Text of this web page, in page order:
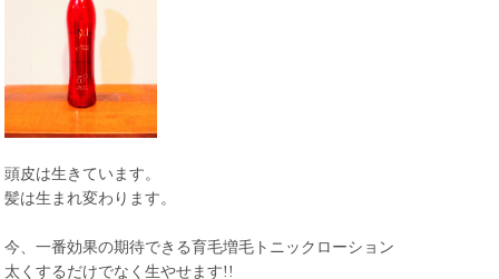
頭皮は生きています。
髪は生まれ変わります。
今、一番効果の期待できる育毛増毛トニックローション
太くするだけでなく生やせます!!